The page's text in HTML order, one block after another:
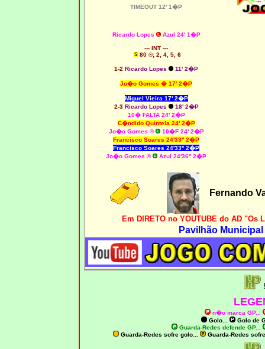
TIMEOUT 12' 1�P
Ricardo Lopes Azul 24' 1�P
--- INT ---
80 ®; 2, 4, 5, 6
1-2 Ricardo Lopes 11' 2�P
Jo�o Gomes � 17' 2�P
Miguel Vieira 17' 2�P
2-3 Ricardo Lopes
18' 2�P
10� FALTA 24' 2�P
C�ndido Quintela 24' 2�P
Jo�o Gomes ®
10�F 24' 2�P
Francisco Soares 24'33'' 2�P
Francisco Soares 24'33'' 2�P
Jo�o Gomes ®
Azul 24'36'' 2�P
Fernando
Em DIRETO no YOUTUBE do AD
Pavilhão
n�o marca GP...
Golo...
Golo de
Guarda-Redes defende GP...
Guarda-Redes sofre golo...
Guarda-Redes